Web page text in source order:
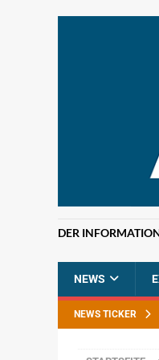
DER
NEWS
NEWS TICKER